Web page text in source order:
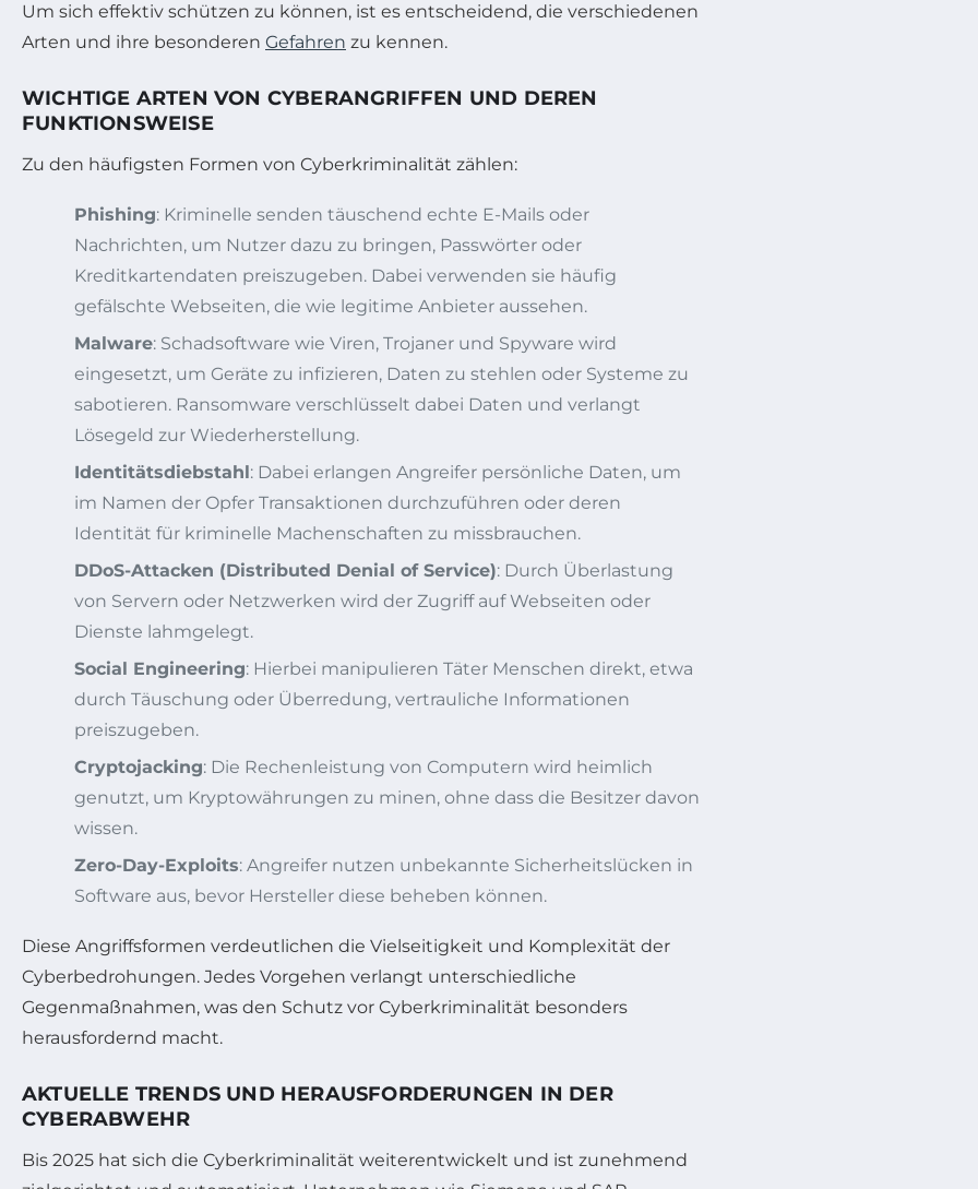
Um sich effektiv schützen zu können, ist es entscheidend, die verschiedenen
Arten und ihre besonderen Gefahren zu kennen.
WICHTIGE ARTEN VON CYBERANGRIFFEN UND DEREN
FUNKTIONSWEISE
Zu den häufigsten Formen von Cyberkriminalität zählen:
Phishing: Kriminelle senden täuschend echte E-Mails oder
Nachrichten, um Nutzer dazu zu bringen, Passwörter oder
Kreditkartendaten preiszugeben. Dabei verwenden sie häufig
gefälschte Webseiten, die wie legitime Anbieter aussehen.
Malware: Schadsoftware wie Viren, Trojaner und Spyware wird
eingesetzt, um Geräte zu infizieren, Daten zu stehlen oder Systeme zu
sabotieren. Ransomware verschlüsselt dabei Daten und verlangt
Lösegeld zur Wiederherstellung.
Identitätsdiebstahl : Dabei erlangen Angreifer persönliche Daten, um
im Namen der Opfer Transaktionen durchzuführen oder deren
Identität für kriminelle Machenschaften zu missbrauchen.
DDoS-Attacken (Distributed Denial of Service): Durch Überlastung
von Servern oder Netzwerken wird der Zugriff auf Webseiten oder
Dienste lahmgelegt.
Social Engineering: Hierbei manipulieren Täter Menschen direkt, etwa
durch Täuschung oder Überredung, vertrauliche Informationen
preiszugeben.
Cryptojacking: Die Rechenleistung von Computern wird heimlich
genutzt, um Kryptowährungen zu minen, ohne dass die Besitzer davon
wissen.
Zero-Day-Exploits: Angreifer nutzen unbekannte Sicherheitslücken in
Software aus, bevor Hersteller diese beheben können.
Diese Angriffsformen verdeutlichen die Vielseitigkeit und Komplexität der
Cyberbedrohungen. Jedes Vorgehen verlangt unterschiedliche
Gegenmaßnahmen, was den Schutz vor Cyberkriminalität besonders
herausfordernd macht.
AKTUELLE TRENDS UND HERAUSFORDERUNGEN IN DER
CYBERABWEHR
Bis 2025 hat sich die Cyberkriminalität weiterentwickelt und ist zunehmend